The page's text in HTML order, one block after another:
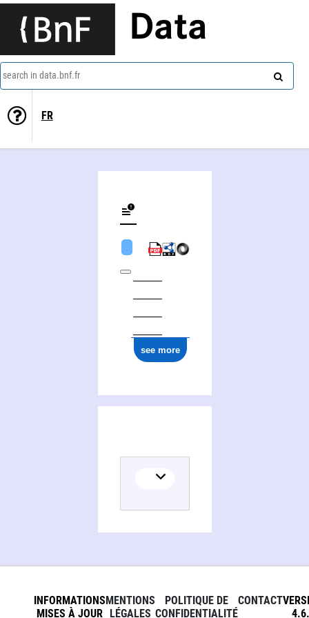
Data
search in data.bnf.fr
FR
see more
INFORMATIONS
MISES À JOUR
MENTIONS
LÉGALES
POLITIQUE DE
CONFIDENTIALITÉ
CONTACT